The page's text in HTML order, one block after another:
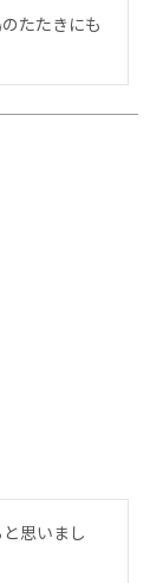
たたきにも
思いまし